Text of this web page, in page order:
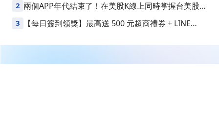
2 兩個APP年代結束了！在美股K線上同時掌握台美股損
益
3
【每日簽到領獎】最高送 500 元超商禮券 + LINE